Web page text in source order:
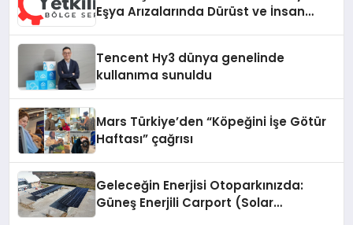
Eşya Arızalarında Dürüst ve İnsan
Tencent Hy3 dünya genelinde
kullanıma sunuldu
Mars Türkiye’den “Köpeğini İşe Götür
Haftası” çağrısı
Geleceğin Enerjisi Otoparkınızda:
Güneş Enerjili Carport (Solar